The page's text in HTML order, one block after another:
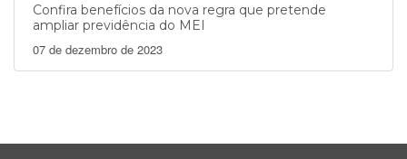
Confira benefícios da nova regra que pretende
ampliar previdência do MEI
07 de dezembro de 2023